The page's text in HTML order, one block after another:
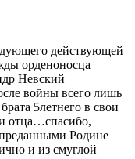
действующей
орденоносца
Невский
войны всего лишь
5летнего в свои
отца…спасибо,
преданными Родине
и из смуглой